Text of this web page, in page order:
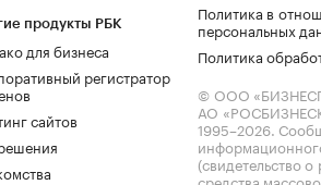
продукты РБК
для бизнеса
регистратор
сайтов
Политика в
персональных
Политика
© ООО
АО
1995–2026.
(свидетельство
средства